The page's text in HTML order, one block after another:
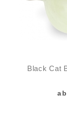
Black Cat